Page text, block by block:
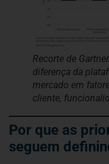
Recorte de
diferença da
mercado em
cliente,
Por que as
seguem